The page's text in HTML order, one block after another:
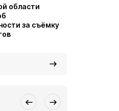
области
за съёмку